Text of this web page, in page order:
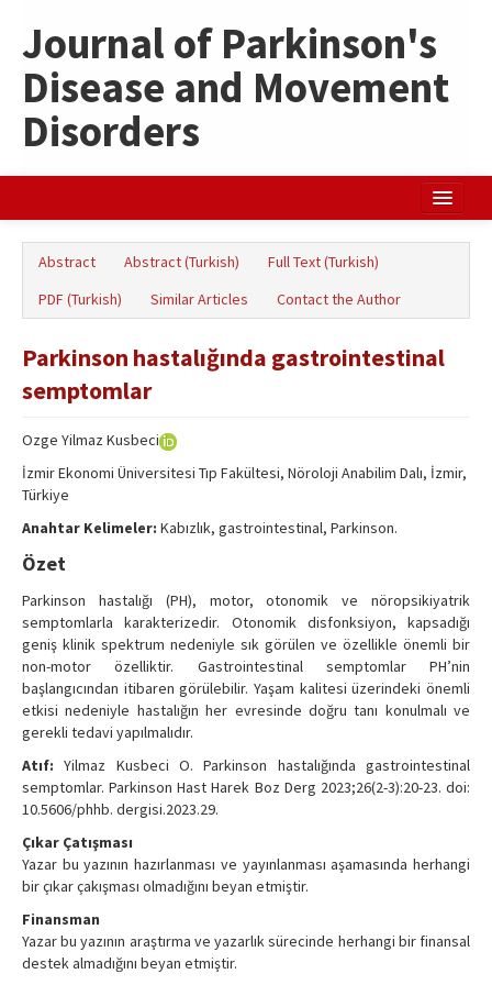
Journal of Parkinson's
Disease and Movement
Disorders
Türkçe
Abstract Abstract (Turkish)
Full Text (Turkish)
PDF (Turkish)
Similar Articles Contact the Author
Parkinson hastalığında gastrointestinal
semptomlar
Ozge Yilmaz Kusbeci
İzmir Ekonomi Üniversitesi Tıp Fakültesi, Nöroloji Anabilim Dalı, İzmir,
Türkiye
Anahtar Kelimeler: Kabızlık, gastrointestinal, Parkinson.
Özet
Parkinson hastalığı (PH), motor, otonomik ve nöropsikiyatrik
semptomlarla karakterizedir. Otonomik disfonksiyon, kapsadığı
geniş klinik spektrum nedeniyle sık görülen ve özellikle önemli bir
non-motor özelliktir. Gastrointestinal semptomlar PH’nin
başlangıcından itibaren görülebilir. Yaşam kalitesi üzerindeki önemli
etkisi nedeniyle hastalığın her evresinde doğru tanı konulmalı ve
gerekli tedavi yapılmalıdır.
Atıf: Yilmaz Kusbeci O. Parkinson hastalığında gastrointestinal
semptomlar. Parkinson Hast Harek Boz Derg 2023;26(2-3):20-23. doi:
10.5606/phhb. dergisi.2023.29.
Çıkar Çatışması
Yazar bu yazının hazırlanması ve yayınlanması aşamasında herhangi
bir çıkar çakışması olmadığını beyan etmiştir.
Finansman
Yazar bu yazının araştırma ve yazarlık sürecinde herhangi bir finansal
destek almadığını beyan etmiştir.